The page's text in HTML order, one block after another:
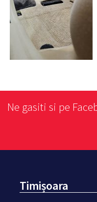
Ne gasiti si pe
Timișoara